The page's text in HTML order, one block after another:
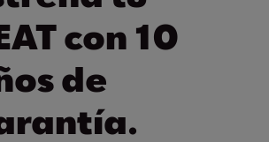
con 10
de